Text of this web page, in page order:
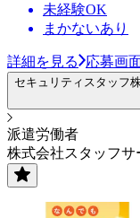
未経験OK
まかないあり
詳細を見る 応募画
セキュリティスタッフ
派遣労働者
株式会社スタッフサ